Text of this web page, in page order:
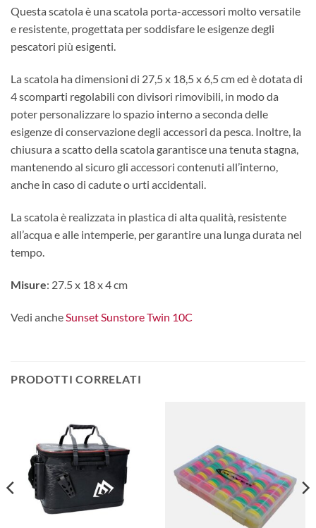
Questa scatola è una scatola porta-accessori molto versatile
e resistente, progettata per soddisfare le esigenze degli
pescatori più esigenti.
La scatola ha dimensioni di 27,5 x 18,5 x 6,5 cm ed è dotata di
4 scomparti regolabili con divisori rimovibili, in modo da
poter personalizzare lo spazio interno a seconda delle
esigenze di conservazione degli accessori da pesca. Inoltre, la
chiusura a scatto della scatola garantisce una tenuta stagna,
mantenendo al sicuro gli accessori contenuti all’interno,
anche in caso di cadute o urti accidentali.
La scatola è realizzata in plastica di alta qualità, resistente
all’acqua e alle intemperie, per garantire una lunga durata nel
tempo.
Misure: 27.5 x 18 x 4 cm
Vedi anche Sunset Sunstore Twin 10C
PRODOTTI CORRELATI